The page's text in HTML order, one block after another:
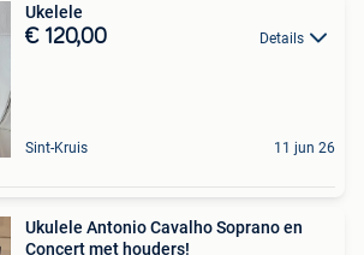
Ukelele
€ 120,00 Details
Sint-Kruis 11 jun 26
Ukulele Antonio Cavalho Soprano en
Concert met houders!